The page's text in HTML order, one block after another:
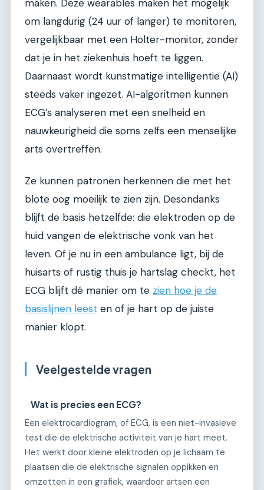
maken. Deze wearables maken het mogelijk
om langdurig (24 uur of langer) te monitoren,
vergelijkbaar met een Holter-monitor, zonder
dat je in het ziekenhuis hoeft te liggen.
Daarnaast wordt kunstmatige intelligentie (AI)
steeds vaker ingezet. AI-algoritmen kunnen
ECG’s analyseren met een snelheid en
nauwkeurigheid die soms zelfs een menselijke
arts overtreffen.
Ze kunnen patronen herkennen die met het
blote oog moeilijk te zien zijn. Desondanks
blijft de basis hetzelfde: die elektroden op de
huid vangen de elektrische vonk van het
leven. Of je nu in een ambulance ligt, bij de
huisarts of rustig thuis je hartslag checkt, het
ECG blijft dé manier om te zien hoe je de
basislijnen leest en of je hart op de juiste
manier klopt.
Veelgestelde vragen
Wat is precies een ECG?
Een elektrocardiogram, of ECG, is een niet-invasieve
test die de elektrische activiteit van je hart meet.
Het werkt door kleine elektroden op je lichaam te
plaatsen die de elektrische signalen oppikken en
omzetten in een grafiek, waardoor artsen een